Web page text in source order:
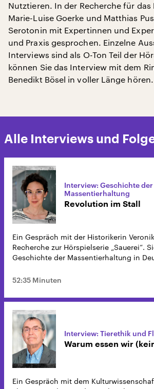
Nutztieren. In der Recherche für das
Marie-Luise Goerke und Matthias
Serotonin mit Expertinnen und
und Praxis gesprochen. Einzelne
Interviews sind als O-Ton Teil der
können Sie das Interview mit dem
Benedikt Bösel in voller Länge hören.
Alle Interviews und
Interview: Geschichte der
Massentierhaltung
Revolution im Stall
Ein Gespräch mit der Historikerin
Recherche zur Hörspielserie „Sauerei“.
Geschichte der Massentierhaltung in
52:35 Minuten
Interview: Tierethik und
Warum essen wir
Ein Gespräch mit dem